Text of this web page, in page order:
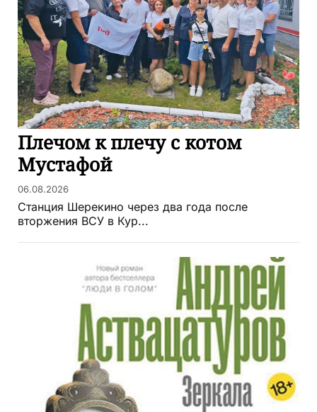
Плечом к плечу с котом
Мустафой
06.08.2026
Станция Шерекино через два года после
вторжения ВСУ в Кур...